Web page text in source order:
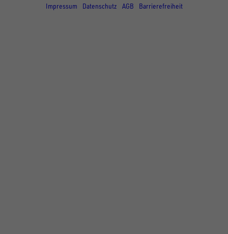
Impressum Datenschutz AGB Barrierefreiheit